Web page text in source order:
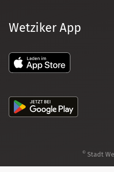
Wetziker App
© Stadt